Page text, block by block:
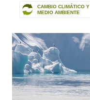
CAMBIO CLIMÁTICO Y
MEDIO AMBIENTE